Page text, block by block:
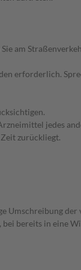
am
erforderlich.
jedes
zurückliegt.
Umschreibung
bereits in eine